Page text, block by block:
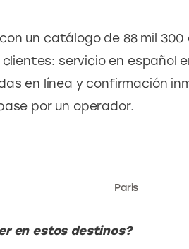
un catálogo de 88 mil
servicio en español
en línea y confirmación
por un operador.
Paris
en estos destinos?